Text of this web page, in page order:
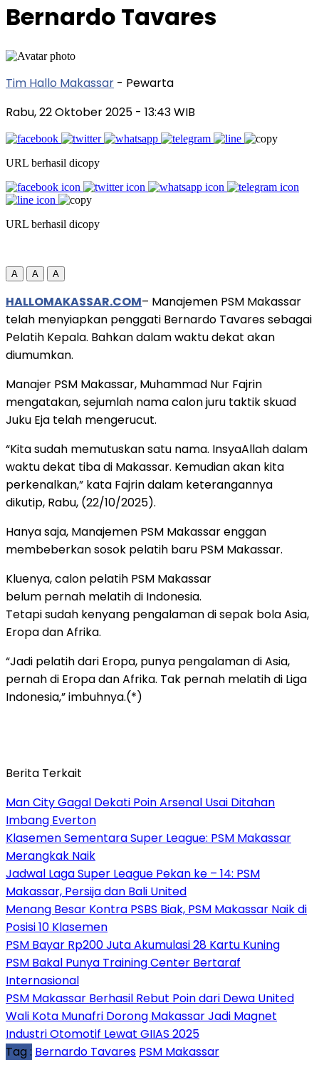
Bernardo Tavares
Tim Hallo Makassar - Pewarta
Rabu, 22 Oktober 2025 - 13:43 WIB
URL berhasil dicopy
URL berhasil dicopy
A A A
HALLOMAKASSAR.COM– Manajemen PSM Makassar
telah menyiapkan penggati Bernardo Tavares sebagai
Pelatih Kepala. Bahkan dalam waktu dekat akan
diumumkan.
Manajer PSM Makassar, Muhammad Nur Fajrin
mengatakan, sejumlah nama calon juru taktik skuad
Juku Eja telah mengerucut.
“Kita sudah memutuskan satu nama. InsyaAllah dalam
waktu dekat tiba di Makassar. Kemudian akan kita
perkenalkan,” kata Fajrin dalam keterangannya
dikutip, Rabu, (22/10/2025).
Hanya saja, Manajemen PSM Makassar enggan
membeberkan sosok pelatih baru PSM Makassar.
Kluenya, calon pelatih PSM Makassar
belum pernah melatih di Indonesia.
Tetapi sudah kenyang pengalaman di sepak bola Asia,
Eropa dan Afrika.
“Jadi pelatih dari Eropa, punya pengalaman di Asia,
pernah di Eropa dan Afrika. Tak pernah melatih di Liga
Indonesia,” imbuhnya.(*)
Berita Terkait
Man City Gagal Dekati Poin Arsenal Usai Ditahan
Imbang Everton
Klasemen Sementara Super League: PSM Makassar
Merangkak Naik
Jadwal Laga Super League Pekan ke – 14: PSM
Makassar, Persija dan Bali United
Menang Besar Kontra PSBS Biak, PSM Makassar Naik di
Posisi 10 Klasemen
PSM Bayar Rp200 Juta Akumulasi 28 Kartu Kuning
PSM Bakal Punya Training Center Bertaraf
Internasional
PSM Makassar Berhasil Rebut Poin dari Dewa United
Wali Kota Munafri Dorong Makassar Jadi Magnet
Industri Otomotif Lewat GIIAS 2025
Tag : Bernardo Tavares PSM Makassar